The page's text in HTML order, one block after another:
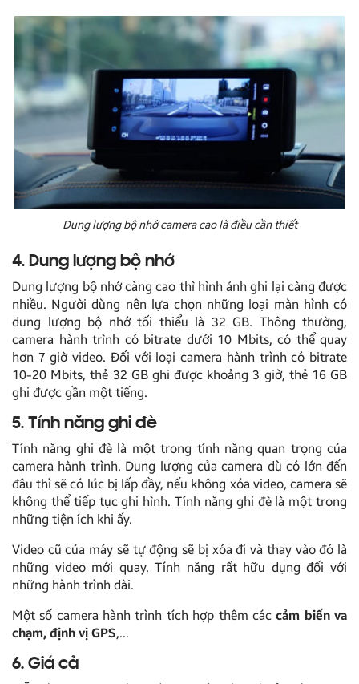
Dung lượng bộ nhớ camera cao là điều cần thiết
4. Dung lượng bộ nhớ
Dung lượng bộ nhớ càng cao thì hình ảnh ghi lại càng được
nhiều. Người dùng nên lựa chọn những loại màn hình có
dung lượng bộ nhớ tối thiểu là 32 GB. Thông thường,
camera hành trình có bitrate dưới 10 Mbits, có thể quay
hơn 7 giờ video. Đối với loại camera hành trình có bitrate
10-20 Mbits, thẻ 32 GB ghi được khoảng 3 giờ, thẻ 16 GB
ghi được gần một tiếng.
5. Tính năng ghi đè
Tính năng ghi đè là một trong tính năng quan trọng của
camera hành trình. Dung lượng của camera dù có lớn đến
đâu thì sẽ có lúc bị lấp đầy, nếu không xóa video, camera sẽ
không thể tiếp tục ghi hình. Tính năng ghi đè là một trong
những tiện ích khi ấy.
Video cũ của máy sẽ tự động sẽ bị xóa đi và thay vào đó là
những video mới quay. Tính năng rất hữu dụng đối với
những hành trình dài.
Một số camera hành trình tích hợp thêm cáccảm biến va
chạm, định vị GPS,…
6. Giá cả